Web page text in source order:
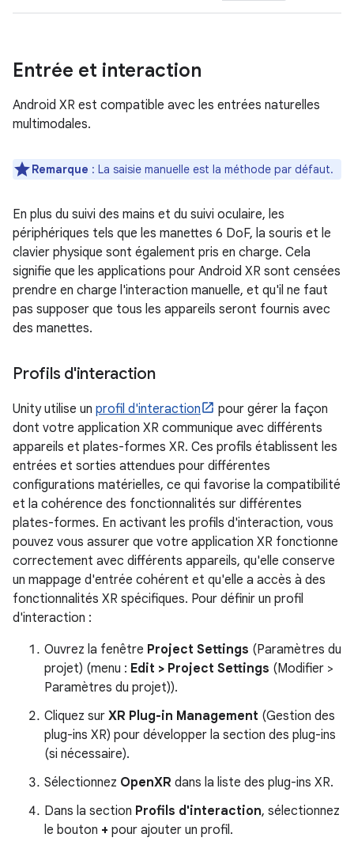
Entrée et interaction
Android XR est compatible avec les entrées naturelles
multimodales.
Remarque : La saisie manuelle est la méthode par défaut.
En plus du suivi des mains et du suivi oculaire, les
périphériques tels que les manettes 6 DoF, la souris et le
clavier physique sont également pris en charge. Cela
signifie que les applications pour Android XR sont censées
prendre en charge l'interaction manuelle, et qu'il ne faut
pas supposer que tous les appareils seront fournis avec
des manettes.
Profils d'interaction
Unity utilise un profil d'interaction
pour gérer la façon
dont votre application XR communique avec différents
appareils et plates-formes XR. Ces profils établissent les
entrées et sorties attendues pour différentes
configurations matérielles, ce qui favorise la compatibilité
et la cohérence des fonctionnalités sur différentes
plates-formes. En activant les profils d'interaction, vous
pouvez vous assurer que votre application XR fonctionne
correctement avec différents appareils, qu'elle conserve
un mappage d'entrée cohérent et qu'elle a accès à des
fonctionnalités XR spécifiques. Pour définir un profil
d'interaction :
Ouvrez la fenêtre Project Settings (Paramètres du
projet) (menu : Edit > Project Settings (Modifier >
Paramètres du projet)).
Cliquez sur XR Plug-in Management (Gestion des
plug-ins XR) pour développer la section des plug-ins
(si nécessaire).
Sélectionnez OpenXR dans la liste des plug-ins XR.
Dans la section Profils d'interaction, sélectionnez
le bouton + pour ajouter un profil.